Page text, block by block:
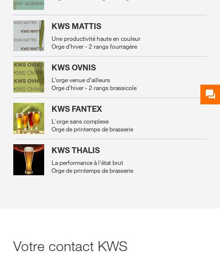
KWS MATTIS
Une productivité haute en couleur
Orge d’hiver - 2 rangs fourragère
KWS OVNIS
L’orge venue d’ailleurs
Orge d'hiver - 2 rangs brassicole
KWS FANTEX
L'orge sans complexe
Orge de printemps de brasserie
KWS THALIS
La performance à l'état brut
Orge de printemps de brasserie
Votre contact KWS